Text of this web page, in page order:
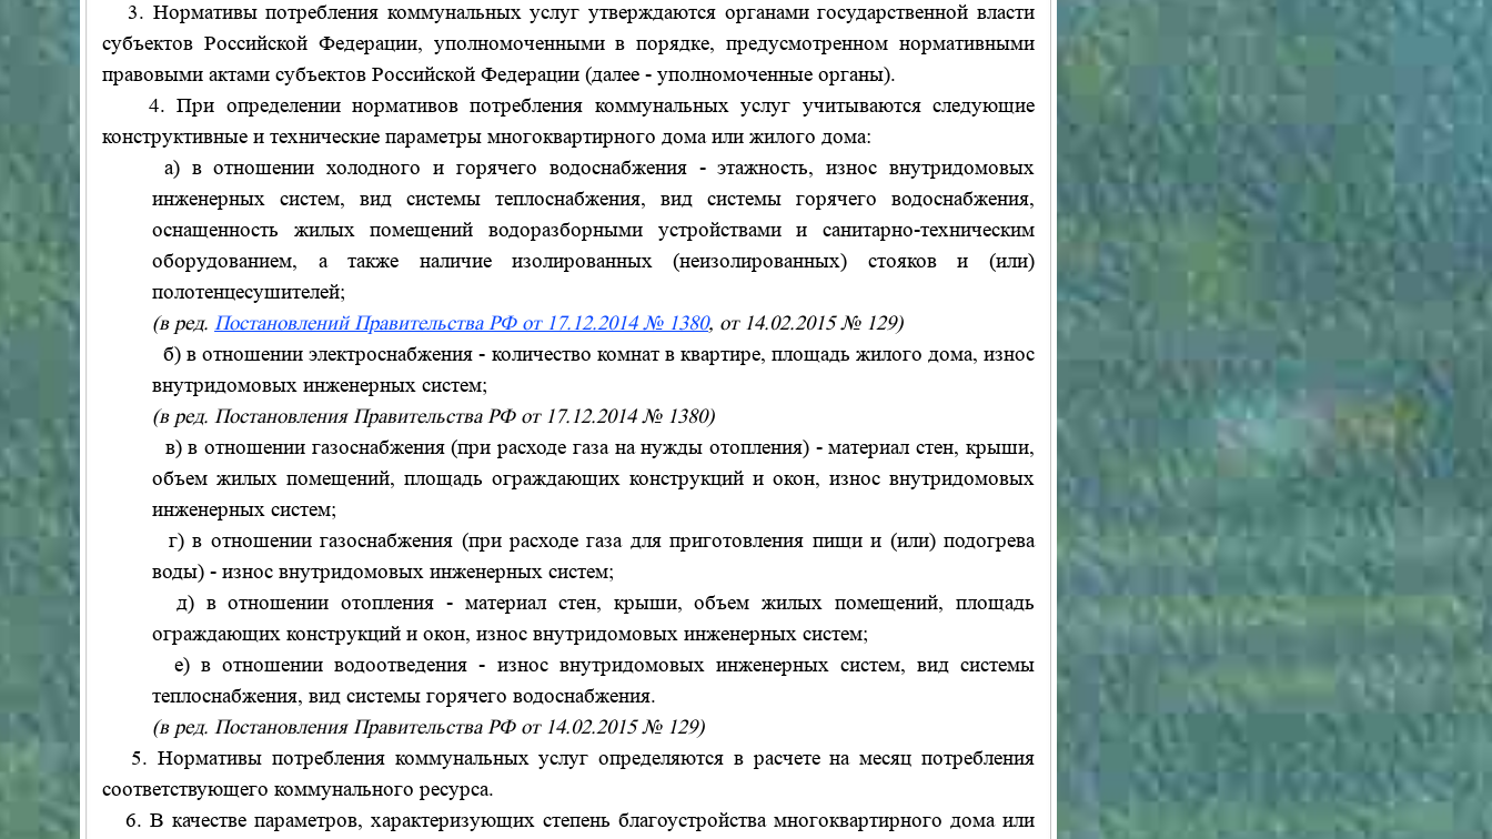
3. Нормативы потребления коммунальных услуг утверждаются органами государственной власти
субъектов Российской Федерации, уполномоченными в порядке, предусмотренном нормативными
правовыми актами субъектов Российской Федерации (далее - уполномоченные органы).
4. При определении нормативов потребления коммунальных услуг учитываются следующие
конструктивные и технические параметры многоквартирного дома или жилого дома:
а) в отношении холодного и горячего водоснабжения - этажность, износ внутридомовых
инженерных систем, вид системы теплоснабжения, вид системы горячего водоснабжения,
оснащенность жилых помещений водоразборными устройствами и санитарно-техническим
оборудованием, а также наличие изолированных (неизолированных) стояков и (или)
полотенцесушителей;
(в ред.Постановлений Правительства РФ от 17.12.2014 № 1380, от 14.02.2015 № 129)
б) в отношении электроснабжения - количество комнат в квартире, площадь жилого дома, износ
внутридомовых инженерных систем;
(в ред. Постановления Правительства РФ от 17.12.2014 № 1380)
в) в отношении газоснабжения (при расходе газа на нужды отопления) - материал стен, крыши,
объем жилых помещений, площадь ограждающих конструкций и окон, износ внутридомовых
инженерных систем;
г) в отношении газоснабжения (при расходе газа для приготовления пищи и (или) подогрева
воды) - износ внутридомовых инженерных систем;
д) в отношении отопления - материал стен, крыши, объем жилых помещений, площадь
ограждающих конструкций и окон, износ внутридомовых инженерных систем;
е) в отношении водоотведения - износ внутридомовых инженерных систем, вид системы
теплоснабжения, вид системы горячего водоснабжения.
(в ред. Постановления Правительства РФ от 14.02.2015 № 129)
5. Нормативы потребления коммунальных услуг определяются в расчете на месяц потребления
соответствующего коммунального ресурса.
6. В качестве параметров, характеризующих степень благоустройства многоквартирного дома или